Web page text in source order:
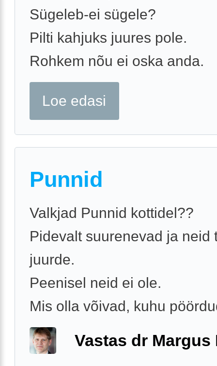
Sügeleb-ei sügele?
Pilti kahjuks juures pole.
Rohkem nõu ei oska anda.
Loe edasi
Punnid
Valkjad Punnid kottidel??
Pidevalt suurenevad ja neid
juurde.
Peenisel neid ei ole.
Mis olla võivad, kuhu
Vastas dr Margus